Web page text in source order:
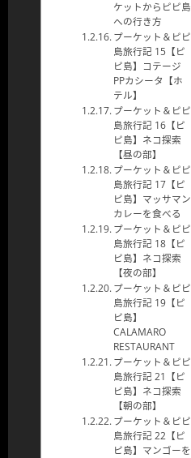
ケットからピピ島
への行き方
プーケット＆ピピ
島旅行記 15【ピ
ピ島】コテージ
PPカシータ【ホ
テル】
プーケット＆ピピ
島旅行記 16【ピ
ピ島】ネコ探索
【昼の部】
プーケット＆ピピ
島旅行記 17【ピ
ピ島】マッサマン
カレーを食べる
プーケット＆ピピ
島旅行記 18【ピ
ピ島】ネコ探索
【夜の部】
プーケット＆ピピ
島旅行記 19【ピ
ピ島】
CALAMARO
RESTAURANT
プーケット＆ピピ
島旅行記 21【ピ
ピ島】ネコ探索
【朝の部】
プーケット＆ピピ
島旅行記 22【ピ
ピ島】マンゴーを